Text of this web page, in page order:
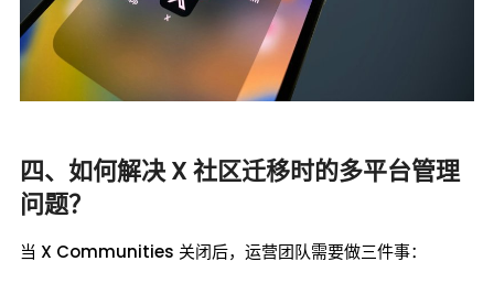
四、如何解决 X 社区迁移时的多平台管理
问题？
当 X Communities 关闭后，运营团队需要做三件事：